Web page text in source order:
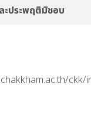
ะประพฤติมิชอบ